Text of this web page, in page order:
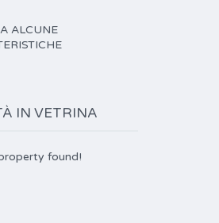
ALCUNE
IN VETRINA
found!